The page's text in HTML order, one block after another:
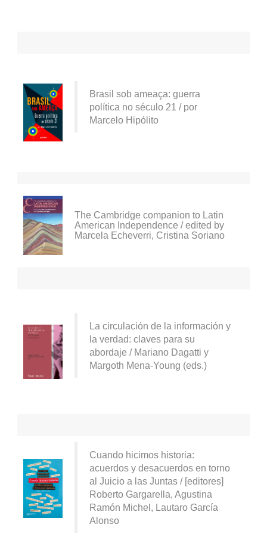
Brasil sob ameaça: guerra
política no século 21 / por
Marcelo Hipólito
The Cambridge companion to Latin
American Independence / edited by
Marcela Echeverri, Cristina Soriano
La circulación de la información y
la verdad: claves para su
abordaje / Mariano Dagatti y
Margoth Mena-Young (eds.)
Cuando hicimos historia:
acuerdos y desacuerdos en torno
al Juicio a las Juntas / [editores]
Roberto Gargarella, Agustina
Ramón Michel, Lautaro García
Alonso